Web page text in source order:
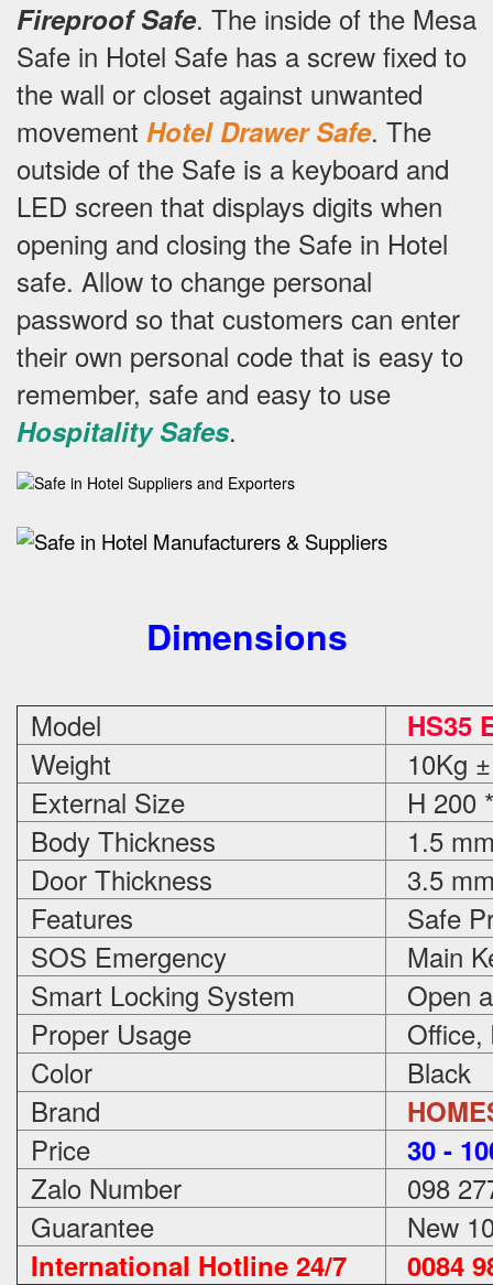
Fireproof Safe. The inside of the Mesa
Safe in Hotel Safe has a screw fixed to
the wall or closet against unwanted
movement Hotel Drawer Safe. The
outside of the Safe is a keyboard and
LED screen that displays digits when
opening and closing the Safe in Hotel
safe. Allow to change personal
password so that customers can enter
their own personal code that is easy to
remember, safe and easy to use
Hospitality Safes.
Dimensions
Model HS35
Weight
10Kg
External Size
H 200
Body Thickness
1.5
Door Thickness
3.5
Features
Safe
SOS Emergency
Main
Smart Locking System
Open
Proper Usage
Office,
Color
Black
Brand
Price 30 -
Zalo Number
098
Guarantee
New
International Hotline 24/7 0084